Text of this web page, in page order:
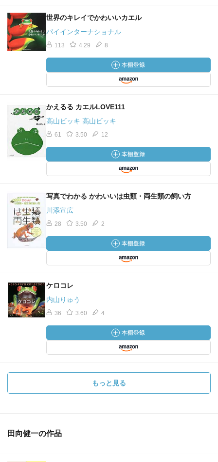
世界のキレイでかわいいカエル
パイインターナショナル
113 4.29 8
かえるる カエルLOVE111
高山ビッキ 高山ビッキ
61 3.50 12
写真でわかる かわいいは虫類・両生類の飼い方
川添宣広
28 3.50 2
ケロコレ
内山りゅう
36 3.60 4
もっと見る
田向健一の作品